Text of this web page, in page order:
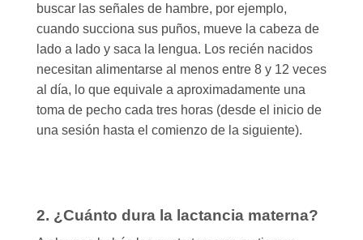
buscar las señales de hambre, por ejemplo,
cuando succiona sus puños, mueve la cabeza de
lado a lado y saca la lengua. Los recién nacidos
necesitan alimentarse al menos entre 8 y 12 veces
al día, lo que equivale a aproximadamente una
toma de pecho cada tres horas (desde el inicio de
una sesión hasta el comienzo de la siguiente).
2. ¿Cuánto dura la lactancia materna?